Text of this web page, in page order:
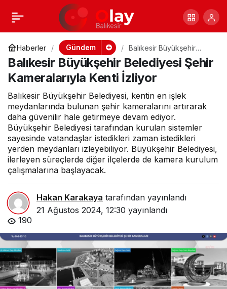
Haberler Gündem
Balıkesir Büyükşehir
Belediyesi Şehir
Kameralarıyla Kenti İzliyor
Balıkesir Büyükşehir Belediyesi Şehir
Kameralarıyla Kenti İzliyor
Balıkesir Büyükşehir Belediyesi, kentin en işlek
meydanlarında bulunan şehir kameralarını artırarak
daha güvenilir hale getirmeye devam ediyor.
Büyükşehir Belediyesi tarafından kurulan sistemler
sayesinde vatandaşlar istedikleri zaman istedikleri
yerden meydanları izleyebiliyor. Büyükşehir Belediyesi,
ilerleyen süreçlerde diğer ilçelerde de kamera kurulum
çalışmalarına başlayacak.
Hakan Karakaya tarafından yayınlandı
21 Ağustos 2024, 12:30 yayınlandı
190
Yangın kontrol
altında
+ Paylaş